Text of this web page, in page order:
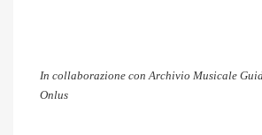
In collaborazione con Archivio Musicale
Onlus